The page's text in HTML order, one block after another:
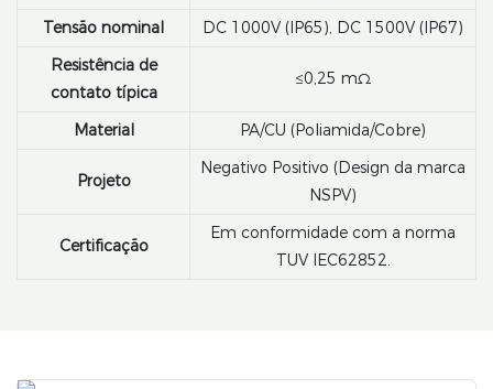
Tensão nominal
DC 1000V (IP65), DC 1500V (IP67)
Resistência de
contato típica
≤0,25 mΩ
Material PA/CU (Poliamida/Cobre)
Projeto
Negativo Positivo (Design da marca
NSPV)
Certificação
Em conformidade com a norma
TUV IEC62852.